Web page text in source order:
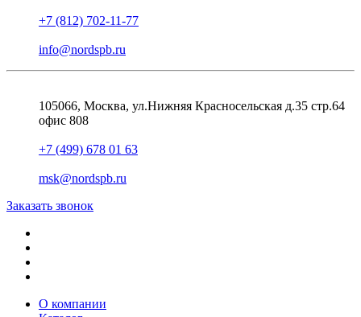
+7 (812) 702-11-77
info@nordspb.ru
105066, Москва, ул.Нижняя Красносельская д.35 стр.64
офис 808
+7 (499) 678 01 63
msk@nordspb.ru
Заказать звонок
О компании